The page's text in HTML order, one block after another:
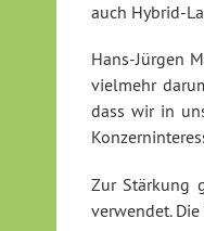
auch Hybrid-
Hans-Jürgen
vielmehr
dass wir in
Zur Stärkung
verwendet.